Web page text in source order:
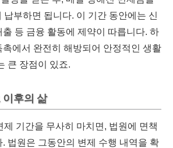
납부하면 됩니다. 이 기간 동안에는 신
등 금융 활동에 제약이 따릅니다. 하
에서 완전히 해방되어 안정적인 생활
큰 장점이 있죠.
이후의 삶
제 기간을 무사히 마치면, 법원에 면책
법원은 그동안의 변제 수행 내역을 확